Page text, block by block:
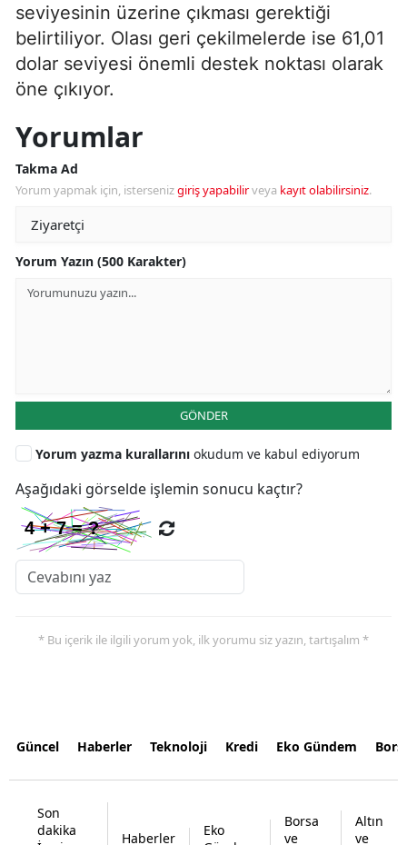
seviyesinin üzerine çıkması gerektiği
belirtiliyor. Olası geri çekilmelerde ise 61,01
dolar seviyesi önemli destek noktası olarak
öne çıkıyor.
Yorumlar
Takma Ad
Yorum yapmak için, istersenizgiriş yapabilirveya kayıt olabilirsiniz.
Yorum Yazın (500 Karakter)
GÖNDER
Yorum yazma kurallarını okudum ve kabul ediyorum
Aşağıdaki görselde işlemin sonucu kaçtır?
* Bu içerik ile ilgili yorum yok, ilk yorumu siz yazın, tartışalım *
Güncel Haberler Teknoloji Kredi Eko Gündem
Son
dakika
Haberler
Eko
Borsa
ve
Altın
ve